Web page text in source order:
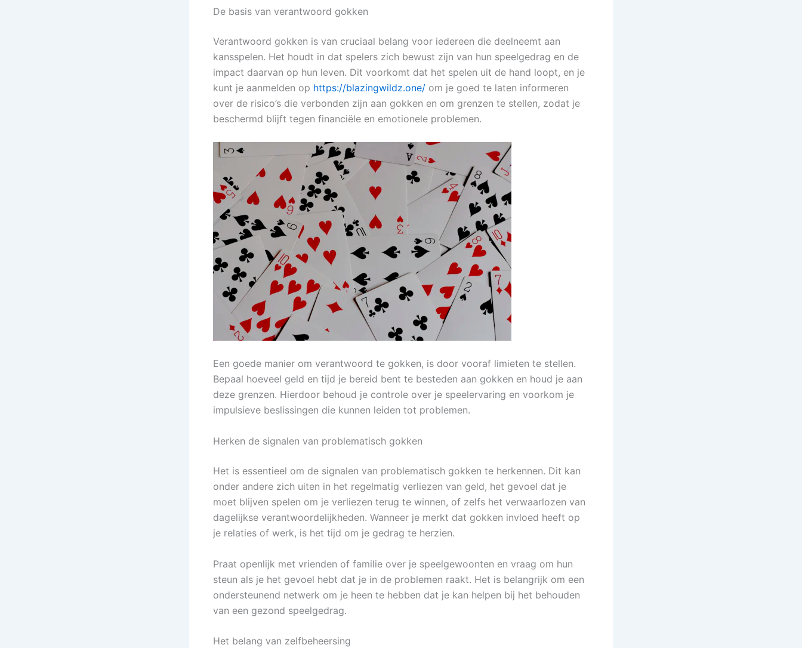
De basis van verantwoord gokken
Verantwoord gokken is van cruciaal belang voor iedereen die deelneemt aan
kansspelen. Het houdt in dat spelers zich bewust zijn van hun speelgedrag en de
impact daarvan op hun leven. Dit voorkomt dat het spelen uit de hand loopt, en je
kunt je aanmelden op https://blazingwildz.one/ om je goed te laten informeren
over de risico’s die verbonden zijn aan gokken en om grenzen te stellen, zodat je
beschermd blijft tegen financiële en emotionele problemen.
Een goede manier om verantwoord te gokken, is door vooraf limieten te stellen.
Bepaal hoeveel geld en tijd je bereid bent te besteden aan gokken en houd je aan
deze grenzen. Hierdoor behoud je controle over je speelervaring en voorkom je
impulsieve beslissingen die kunnen leiden tot problemen.
Herken de signalen van problematisch gokken
Het is essentieel om de signalen van problematisch gokken te herkennen. Dit kan
onder andere zich uiten in het regelmatig verliezen van geld, het gevoel dat je
moet blijven spelen om je verliezen terug te winnen, of zelfs het verwaarlozen van
dagelijkse verantwoordelijkheden. Wanneer je merkt dat gokken invloed heeft op
je relaties of werk, is het tijd om je gedrag te herzien.
Praat openlijk met vrienden of familie over je speelgewoonten en vraag om hun
steun als je het gevoel hebt dat je in de problemen raakt. Het is belangrijk om een
ondersteunend netwerk om je heen te hebben dat je kan helpen bij het behouden
van een gezond speelgedrag.
Het belang van zelfbeheersing